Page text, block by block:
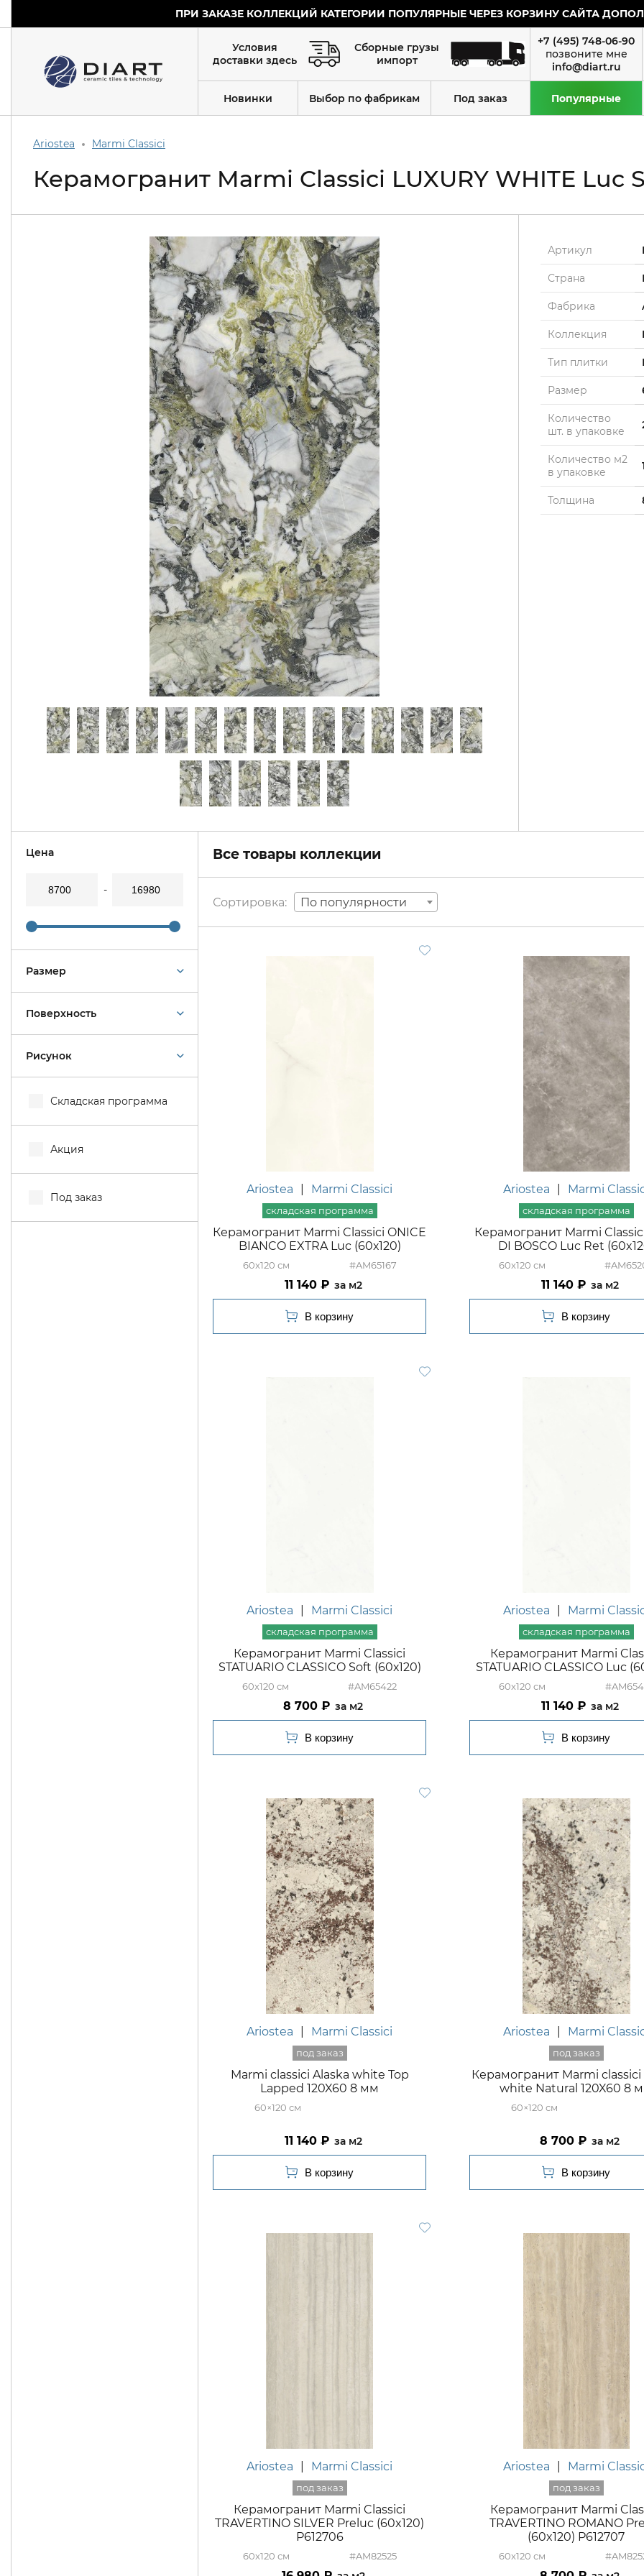
ПРИ ЗАКАЗЕ КОЛЛЕКЦИЙ КАТЕГОРИИ ПОПУЛЯРНЫЕ ЧЕРЕЗ КОРЗИНУ САЙТА
Условия
доставки здесь
Сборные грузы
импорт
+7 (495) 748-06-90
info@diart.ru
Новинки Выбор по фабрикам Под заказ Популярные
Ariostea Marmi Classici
Керамогранит Marmi Classici LUXURY WHITE Luc
Артикул
Страна
Фабрика
Коллекция
Тип плитки
Размер
Количество
шт. в упаковке
Количество м2
в упаковке
Толщина
Цена
Размер
Поверхность
Рисунок
Складская программа
Акция
Под заказ
Все товары коллекции
По популярности
Ariostea Marmi Classici
Керамогранит Marmi Classici ONICE
BIANCO EXTRA Luc (60х120)
60x120 #AM65167
11 140 м2
Ariostea Marmi
Керамогранит Marmi
DI BOSCO Luc Ret
60x120
11 140 м2
Ariostea Marmi Classici
Керамогранит Marmi Classici
STATUARIO CLASSICO Soft (60х120)
60x120 #AM65422
8 700 м2
Ariostea Marmi
Керамогранит Marmi
STATUARIO CLASSICO Luc
60x120
11 140 м2
Ariostea Marmi Classici
Marmi classici Alaska white Top
Lapped 120X60 8 мм
60×120
11 140 м2
Ariostea Marmi
Керамогранит Marmi classici
white Natural 120X60 8
60×120
8 700 м2
Ariostea Marmi Classici
Керамогранит Marmi Classici
TRAVERTINO SILVER Preluc (60x120)
P612706
60x120 #AM82525
Ariostea Marmi
Керамогранит Marmi
TRAVERTINO ROMANO
(60x120) P612707
60x120